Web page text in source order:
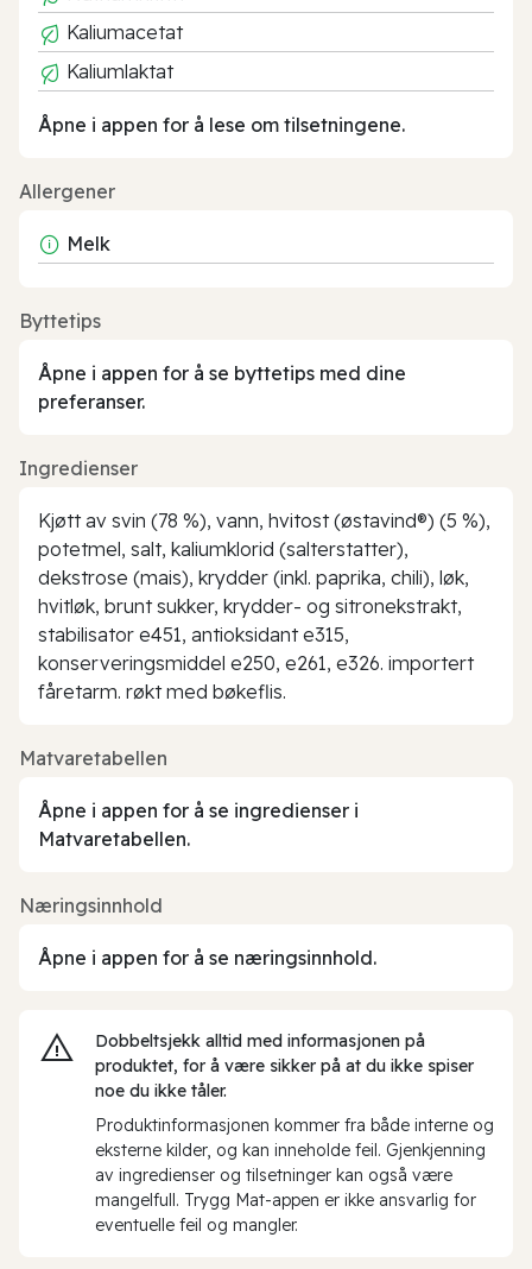
Kaliumacetat
Kaliumlaktat
Åpne i appen for å lese om tilsetningene.
Allergener
Melk
Byttetips
Åpne i appen for å se byttetips med dine
preferanser.
Ingredienser
Kjøtt av svin (78 %), vann, hvitost (østavind®) (5 %),
potetmel, salt, kaliumklorid (salterstatter),
dekstrose (mais), krydder (inkl. paprika, chili), løk,
hvitløk, brunt sukker, krydder- og sitronekstrakt,
stabilisator e451, antioksidant e315,
konserveringsmiddel e250, e261, e326. importert
fåretarm. røkt med bøkeflis.
Matvaretabellen
Åpne i appen for å se ingredienser i
Matvaretabellen.
Næringsinnhold
Åpne i appen for å se næringsinnhold.
Dobbeltsjekk alltid med informasjonen på
produktet, for å være sikker på at du ikke spiser
noe du ikke tåler.
Produktinformasjonen kommer fra både interne og
eksterne kilder, og kan inneholde feil. Gjenkjenning
av ingredienser og tilsetninger kan også være
mangelfull. Trygg Mat-appen er ikke ansvarlig for
eventuelle feil og mangler.